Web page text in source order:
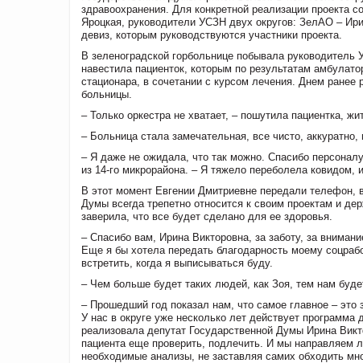
здравоохранения. Для конкретной реализации
Яроцкая, руководители УСЗН двух округов: ЗелАО –
девиз, которым руководствуются участники проекта.
В зеленоградской горбольнице побывала
навестила пациенток, которым по результатам
стационара, в сочетании с курсом лечения. Днем
больницы.
– Только оркестра не хватает, – пошутила пациентка,
– Больница стала замечательная, все чисто,
– Я даже не ожидала, что так можно. Спасибо
из 14-го микрорайона. – Я тяжело переболела ковидом,
В этот момент Евгении Дмитриевне передали
Думы всегда трепетно относится к своим проектам и
заверила, что все будет сделано для ее здоровья.
– Спасибо вам, Ирина Викторовна, за заботу, за
Еще я бы хотела передать благодарность моему
встретить, когда я выписываться буду.
– Чем больше будет таких людей, как Зоя, тем нам
– Прошедший год показал нам, что самое главное – это
У нас в округе уже несколько лет действует
реализовала депутат Государственной Думы Ирина
пациента еще проверить, подлечить. И мы направляем
необходимые анализы, не заставляя самих обходить